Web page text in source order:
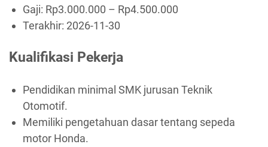
Gaji: Rp3.000.000 – Rp4.500.000
Terakhir: 2026-11-30
Kualifikasi Pekerja
Pendidikan minimal SMK jurusan Teknik
Otomotif.
Memiliki pengetahuan dasar tentang sepeda
motor Honda.